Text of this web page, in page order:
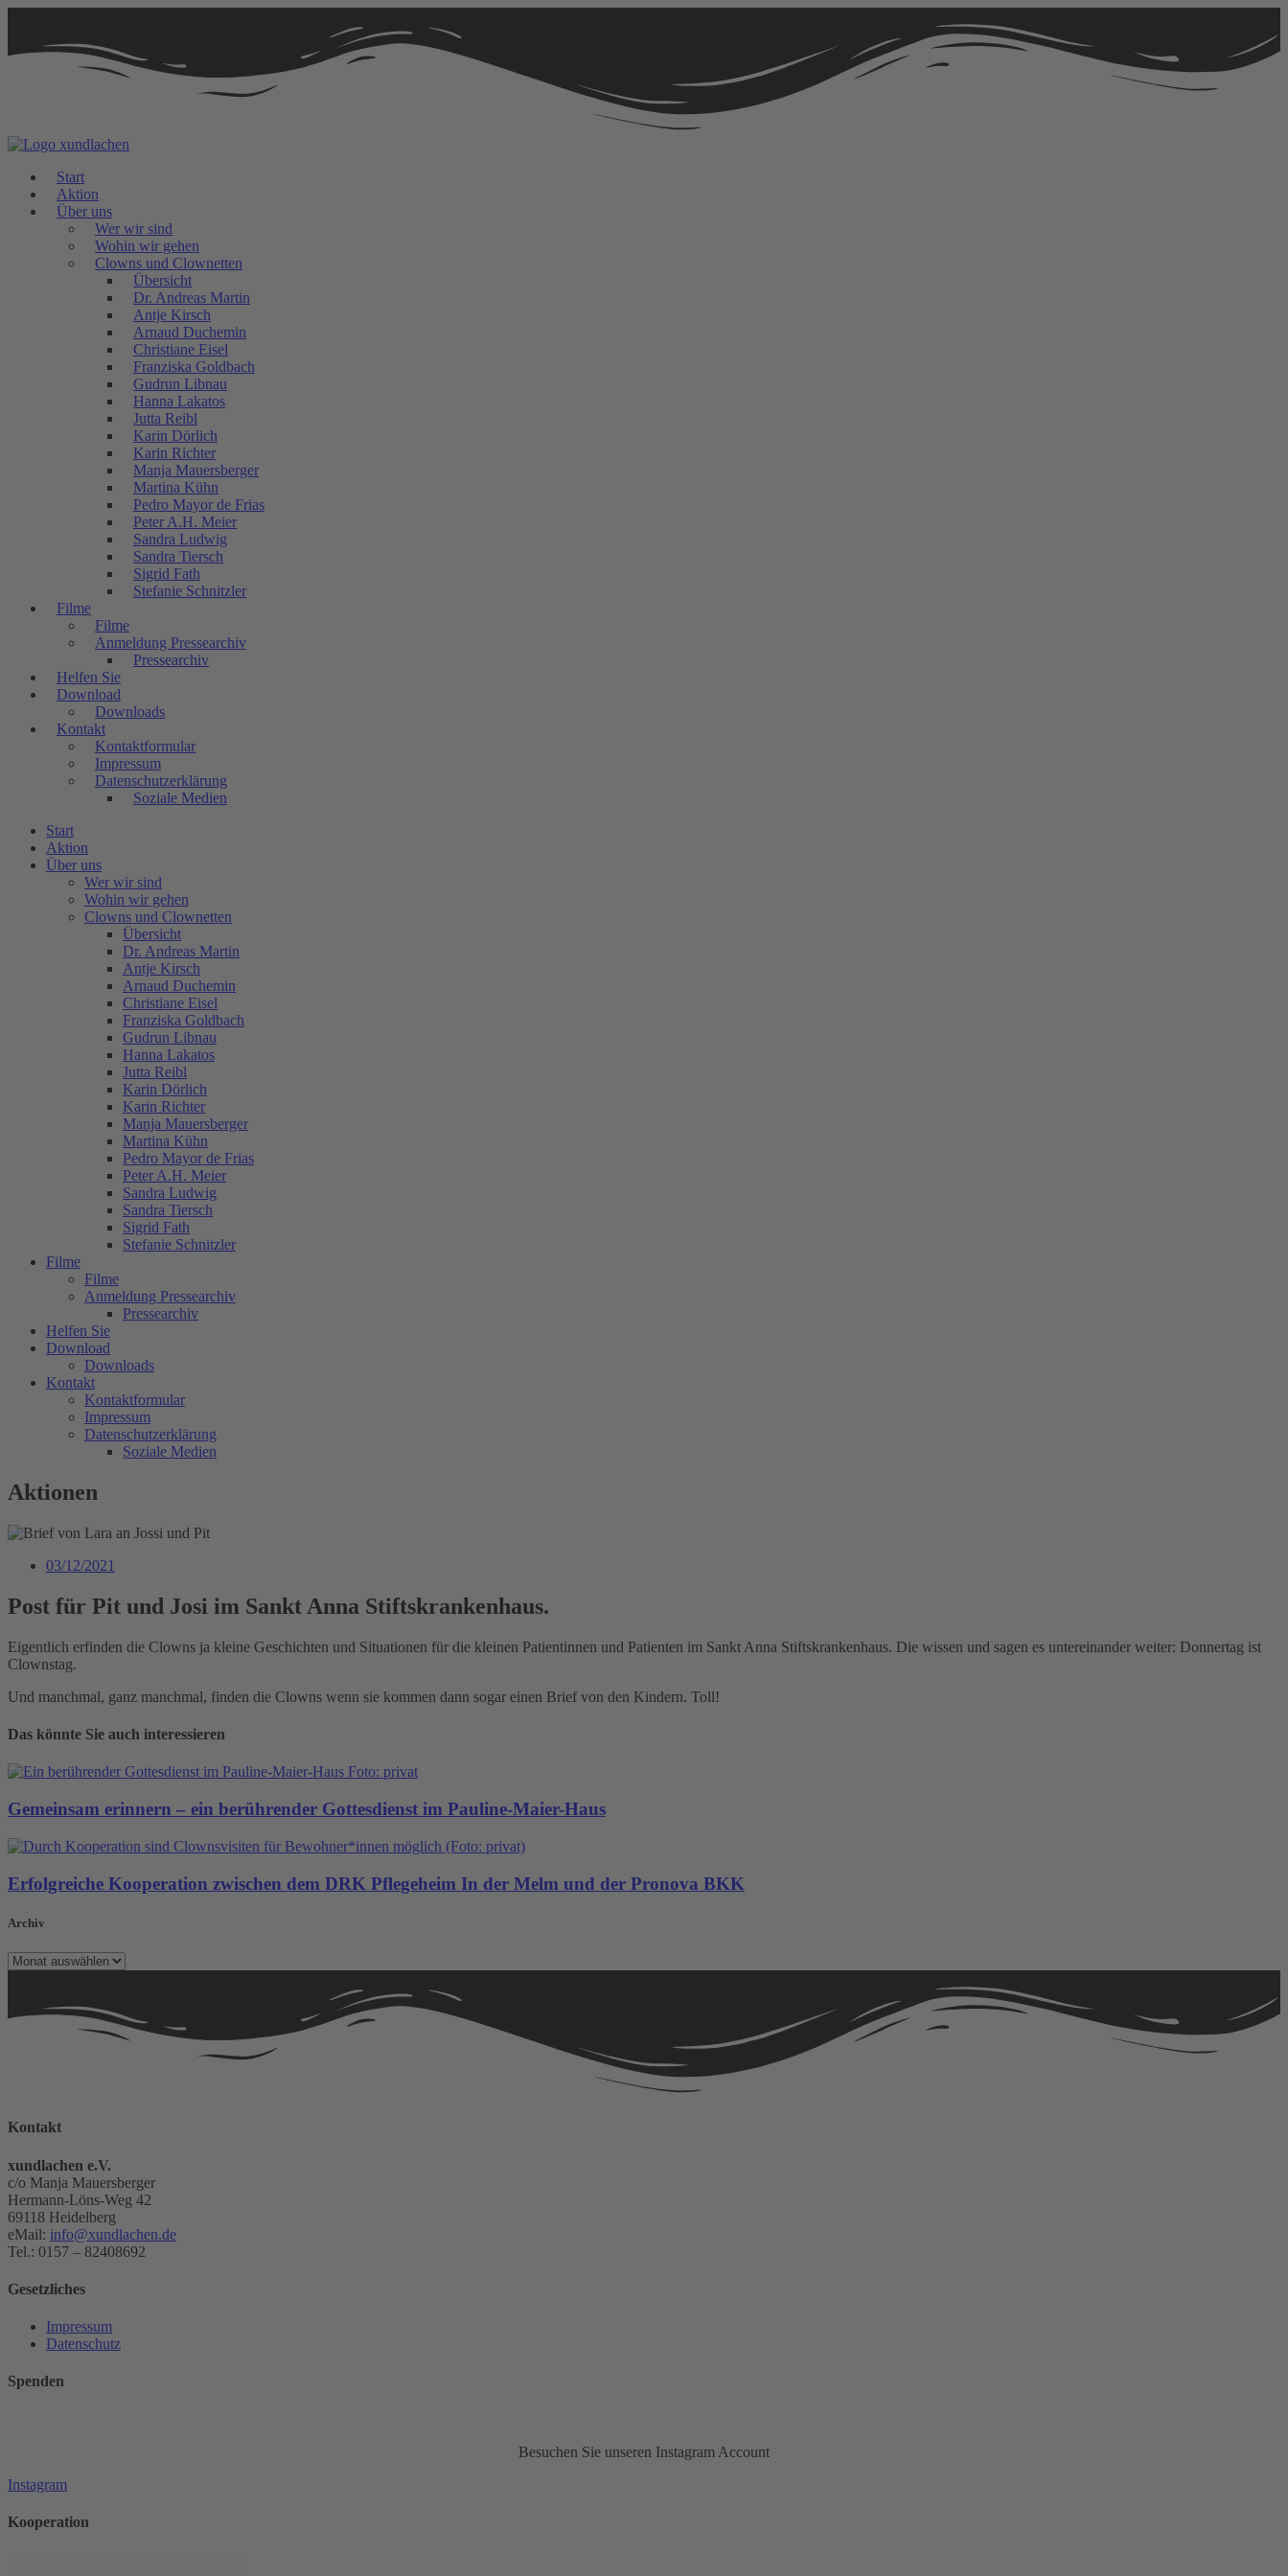
springen
Start
Aktion
Über uns
Wer wir sind
Wohin wir gehen
Clowns und Clownetten
Übersicht
Dr. Andreas Martin
Antje Kirsch
Arnaud Duchemin
Christiane Eisel
Franziska Goldbach
Gudrun Libnau
Hanna Lakatos
Jutta Reibl
Karin Dörlich
Karin Richter
Manja Mauersberger
Martina Kühn
Pedro Mayor de Frias
Peter A.H. Meier
Sandra Ludwig
Sandra Tiersch
Sigrid Fath
Stefanie Schnitzler
Filme
Filme
Anmeldung Pressearchiv
Pressearchiv
Helfen Sie
Download
Downloads
Kontakt
Kontaktformular
Impressum
Datenschutzerklärung
Soziale Medien
Start
Aktion
Über uns
Wer wir sind
Wohin wir gehen
Clowns und Clownetten
Übersicht
Dr. Andreas Martin
Antje Kirsch
Arnaud Duchemin
Christiane Eisel
Franziska Goldbach
Gudrun Libnau
Hanna Lakatos
Jutta Reibl
Karin Dörlich
Karin Richter
Manja Mauersberger
Martina Kühn
Pedro Mayor de Frias
Peter A.H. Meier
Sandra Ludwig
Sandra Tiersch
Sigrid Fath
Stefanie Schnitzler
Filme
Filme
Anmeldung Pressearchiv
Pressearchiv
Helfen Sie
Download
Downloads
Kontakt
Kontaktformular
Impressum
Datenschutzerklärung
Soziale Medien
Aktionen
03/12/2021
Post für Pit und Josi im Sankt Anna Stiftskrankenhaus.
Eigentlich erfinden die Clowns ja kleine Geschichten und Situationen für die kleinen Patientinnen und Patienten im Sankt Anna Stiftskrankenhaus. Die wissen und sagen es untereinander weiter: Donnertag ist
Clownstag.
Und manchmal, ganz manchmal, finden die Clowns wenn sie kommen dann sogar einen Brief von den Kindern. Toll!
Das könnte Sie auch interessieren
Gemeinsam erinnern – ein berührender Gottesdienst im Pauline-Maier-Haus
Erfolgreiche Kooperation zwischen dem DRK Pflegeheim In der Melm und der Pronova BKK
Archiv
Archiv
Kontakt
xundlachen e.V.
c/o Manja Mauersberger
Hermann-Löns-Weg 42
69118 Heidelberg
eMail: info@xundlachen.de
Tel.: 0157 – 82408692
Gesetzliches
Impressum
Datenschutz
Spenden
Besuchen Sie unseren Instagram Account
Instagram
Kooperation